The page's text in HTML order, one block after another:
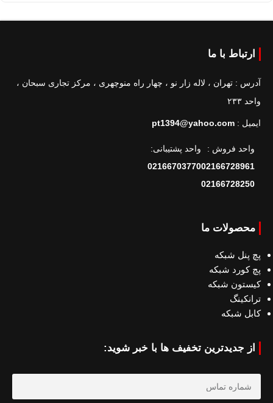
ارتباط با ما
آدرس : تهران ، لاله زار نو ، چهار راه منوچهری ، مرکز تجاری سبحان ،
واحد ۲۳۳
ایمیل : pt1394@yahoo.com
واحد فروش :
02166728961
02166728250
واحد پشتیبانی:
02166703770
محصولات ما
پچ پنل شبکه
پچ کورد شبکه
کیستون شبکه
ترانکینگ
کابل شبکه
از جدیدترین تخفیف ها با خبر شوید: